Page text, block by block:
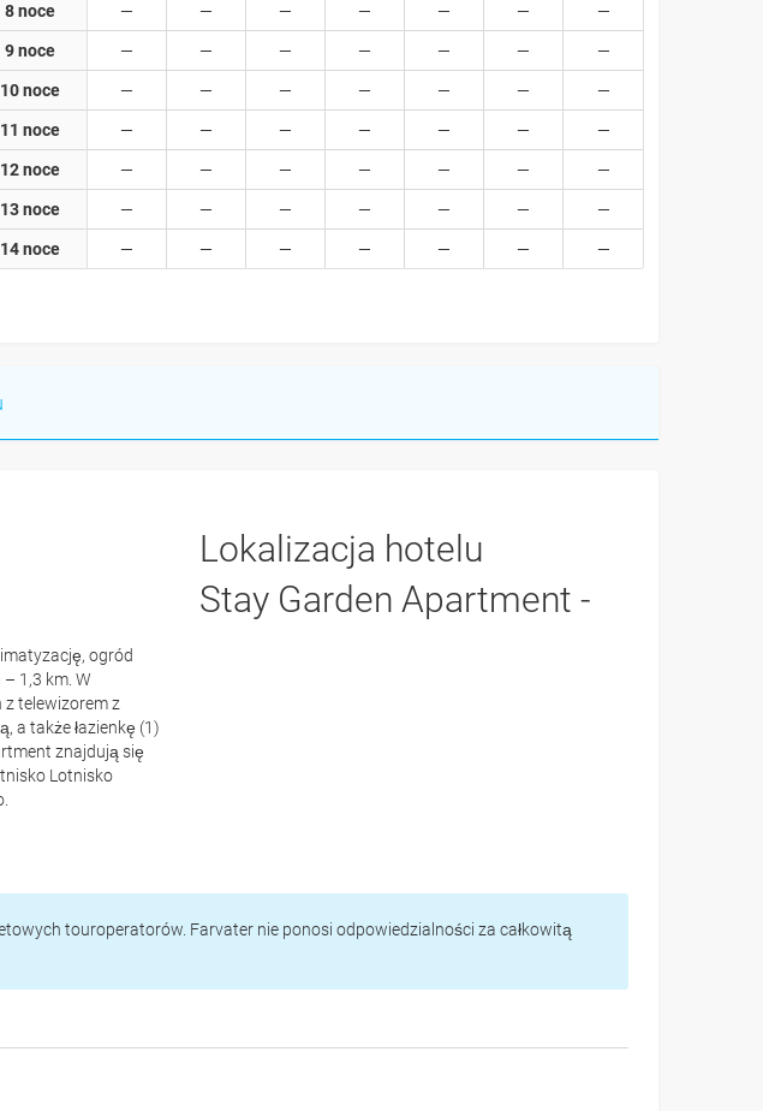
8 noce
9 noce
10 noce
11 noce
12 noce
13 noce
14 noce
ogród
1,3 km. W
z telewizorem z
a także łazienkę (1)
znajdują się
Lotnisko
Lokalizacja hotelu
Stay Garden Apartment -
touroperatorów. Farvater nie ponosi odpowiedzialności za całkowitą